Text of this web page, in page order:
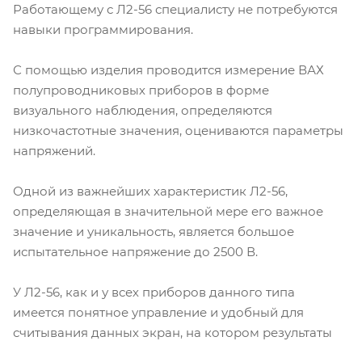
Работающему с Л2-56 специалисту не потребуются
навыки программирования.
С помощью изделия проводится измерение ВАХ
полупроводниковых приборов в форме
визуального наблюдения, определяются
низкочастотные значения, оцениваются параметры
напряжений.
Одной из важнейших характеристик Л2-56,
определяющая в значительной мере его важное
значение и уникальность, является большое
испытательное напряжение до 2500 В.
У Л2-56, как и у всех приборов данного типа
имеется понятное управление и удобный для
считывания данных экран, на котором результаты